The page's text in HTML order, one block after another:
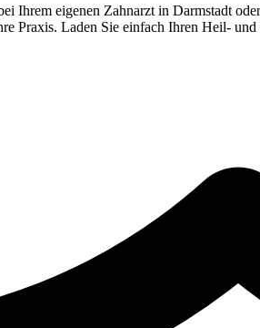
Ihrem eigenen Zahnarzt in Darmstadt
Praxis. Laden Sie einfach Ihren Heil-